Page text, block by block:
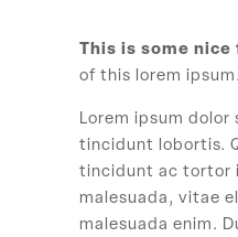
This is some
of this lorem
Lorem ipsum
tincidunt lobortis.
tincidunt ac tortor
malesuada, vitae
malesuada enim.